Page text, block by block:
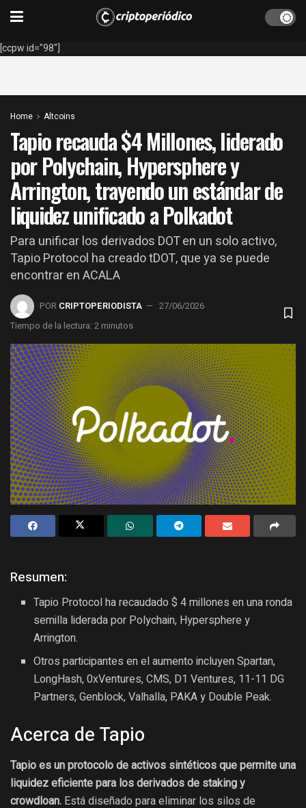
[ccpw id="98"]
Home Altcoins
Tapio recauda $4 Millones, liderado
por Polychain, Hypersphere y
Arrington, trayendo un estándar de
liquidez unificado a Polkadot
Para unificar los derivados DOT en un solo activo,
Tapio Protocol ha creado tDOT, que ya se puede
encontrar en ACALA
POR CRIPTOPERIODISTA
27/06/2026
Tiempo de la lectura: 2 minutos
Resumen:
Tapio Protocol ha recaudado $ 4 millones en una ronda
semilla liderada por Polychain, Hypersphere y
Arrington.
Otros participantes en el aumento incluyen Spartan,
LongHash, 0xVentures, CMS, D1 Ventures, 11-11 DG
Partners, Genblock, Valhalla, PAKA y Double Peak.
Acerca de Tapio
Tapio es un protocolo de activos sintéticos que permite una
liquidez eficiente para los derivados de staking y
crowdloan. Está diseñado para eliminar los silos de